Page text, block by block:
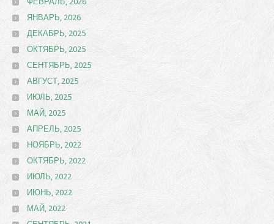
ЯНВАРЬ, 2026
ДЕКАБРЬ, 2025
ОКТЯБРЬ, 2025
СЕНТЯБРЬ, 2025
АВГУСТ, 2025
ИЮЛЬ, 2025
МАЙ, 2025
АПРЕЛЬ, 2025
НОЯБРЬ, 2022
ОКТЯБРЬ, 2022
ИЮЛЬ, 2022
ИЮНЬ, 2022
МАЙ, 2022